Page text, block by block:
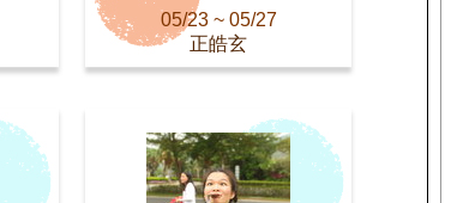
05/23 ~ 05/27
正皓玄